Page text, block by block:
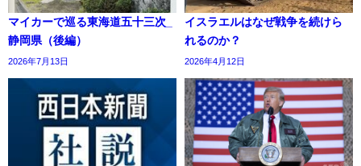
マイカーで巡る東海道五十三次_
静岡県（後編）
2026年7月13日
イスラエルはなぜ戦争を続けら
れるのか？
2026年4月12日